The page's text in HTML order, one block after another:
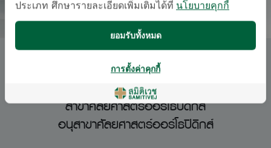
พญ. พิภัทรา สายโลหิต
สาขาศัลยศาสตร์ออร์โธปิดิกส์
อนุสาขาศัลยศาสตร์ออร์โธปิดิกส์
ประเภท ศึกษารายละเอียดเพิ่มเติมได้ที่ นโยบายคุกกี้
ยอมรับทั้งหมด
การตั้งค่าคุกกี้